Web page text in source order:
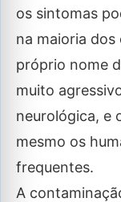
os sintomas
na maioria dos
próprio nome
muito
neurológica, e
mesmo os
frequentes.
A